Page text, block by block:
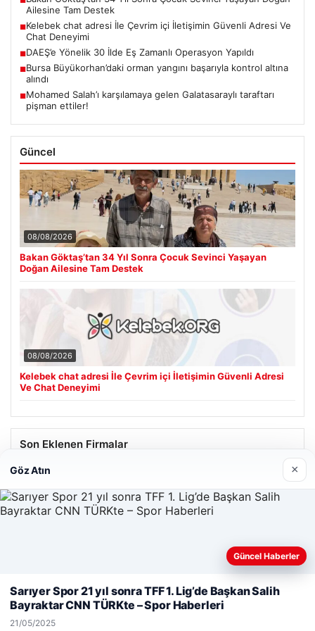
Ailesine Tam Destek
■Kelebek chat adresi İle Çevrim içi İletişimin Güvenli Adresi Ve
Chat Deneyimi
■DAEŞ’e Yönelik 30 İlde Eş Zamanlı Operasyon Yapıldı
■Bursa Büyükorhan’daki orman yangını başarıyla kontrol altına
alındı
■Mohamed Salah’ı karşılamaya gelen Galatasaraylı taraftarı
pişman ettiler!
Güncel
08/08/2026
Bakan Göktaş’tan 34 Yıl Sonra Çocuk Sevinci Yaşayan
Doğan Ailesine Tam Destek
08/08/2026
Kelebek chat adresi İle Çevrim içi İletişimin Güvenli Adresi
Ve Chat Deneyimi
Son Eklenen Firmalar
Web sitemizi nasıl kullandığınızı daha iyi anlayabilmek,
kullanıyoruz.Çerez Politikamız
Göz Atın ×
Güncel Haberler
Sarıyer Spor 21 yıl sonra TFF 1. Lig’de Başkan Salih
Bayraktar CNN TÜRKte – Spor Haberleri
21/05/2025